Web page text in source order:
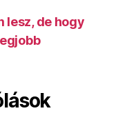
lesz, de hogy